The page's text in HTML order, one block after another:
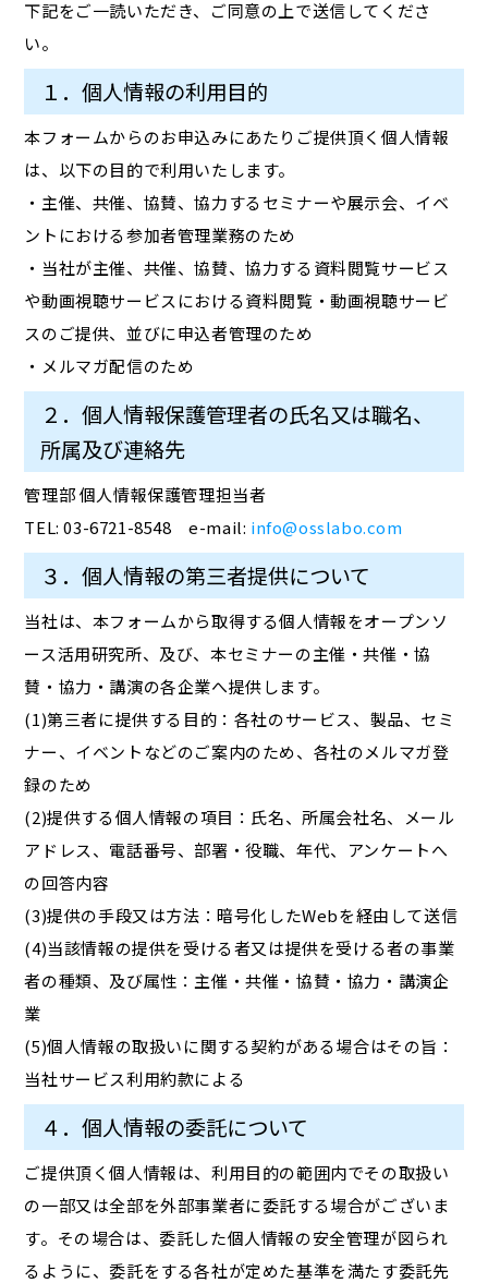
下記をご一読いただき、ご同意の上で送信してくださ
い。
１．個人情報の利用目的
本フォームからのお申込みにあたりご提供頂く個人情報
は、以下の目的で利用いたします。
・主催、共催、協賛、協力するセミナーや展示会、イベ
ントにおける参加者管理業務のため
・当社が主催、共催、協賛、協力する資料閲覧サービス
や動画視聴サービスにおける資料閲覧・動画視聴サービ
スのご提供、並びに申込者管理のため
・メルマガ配信のため
２．個人情報保護管理者の氏名又は職名、
所属及び連絡先
管理部 個人情報保護管理担当者
TEL: 03-6721-8548 e-mail: info@osslabo.com
３．個人情報の第三者提供について
当社は、本フォームから取得する個人情報をオープンソ
ース活用研究所、及び、本セミナーの主催・共催・協
賛・協力・講演の各企業へ提供します。
(1)第三者に提供する目的：各社のサービス、製品、セミ
ナー、イベントなどのご案内のため、各社のメルマガ登
録のため
(2)提供する個人情報の項目：氏名、所属会社名、メール
アドレス、電話番号、部署・役職、年代、アンケートへ
の回答内容
(3)提供の手段又は方法：暗号化したWebを経由して送信
(4)当該情報の提供を受ける者又は提供を受ける者の事業
者の種類、及び属性：主催・共催・協賛・協力・講演企
業
(5)個人情報の取扱いに関する契約がある場合はその旨：
当社サービス利用約款による
４．個人情報の委託について
ご提供頂く個人情報は、利用目的の範囲内でその取扱い
の一部又は全部を外部事業者に委託する場合がございま
す。その場合は、委託した個人情報の安全管理が図られ
るように、委託をする各社が定めた基準を満たす委託先